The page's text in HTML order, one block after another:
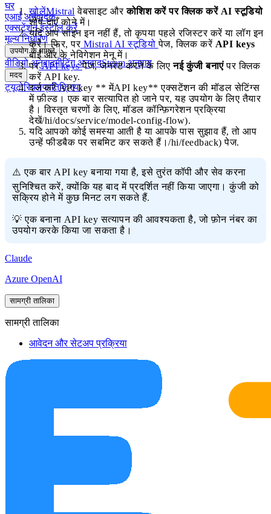
घर
एआई अनुवादक
एक्सटेंशन इंस्टॉल करें
मूल्य निर्धारण
उपयोग के मामले
वीडियो अनुवादमीटिंग अनुवादSteam अनुवाद
मदद
ट्यूटोरियलप्रतिक्रिया
खोलेंMistral वेबसाइट औरकोशिश करें पर क्लिक करें AI स्टूडियो
शीर्ष-दाएँ कोने में।
यदि आप साइन इन नहीं हैं, तो कृपया पहले रजिस्टर करें या लॉग इन
करें। फिर, परMistral AI स्टूडियोपेज, क्लिक करें API keys
बाईं ओर के नेविगेशन मेनू में।
परAPI keysपेज, जनरेट करने के लिएनई कुंजी बनाएंपर क्लिक
करें API key.
दर्ज करें API key ** मेंAPI key** एक्सटेंशन की मॉडल सेटिंग्स
में फ़ील्ड। एक बार सत्यापित हो जाने पर, यह उपयोग के लिए तैयार
है। विस्तृत चरणों के लिए,मॉडल कॉन्फ़िगरेशन प्रक्रिया
देखें/hi/docs/service/model-config-flow).
यदि आपको कोई समस्या आती है या आपके पास सुझाव हैं, तो आप
उन्हेंफीडबैकपर सबमिट कर सकते हैं।/hi/feedback) पेज.
⚠️ एक बार API key बनाया गया है, इसे तुरंत कॉपी और सेव करना
सुनिश्चित करें, क्योंकि यह बाद में प्रदर्शित नहीं किया जाएगा। कुंजी को
सक्रिय होने में कुछ मिनट लग सकते हैं.
💡 एक बनाना API key सत्यापन की आवश्यकता है, जो फ़ोन नंबर का
उपयोग करके किया जा सकता है।
Claude
Azure OpenAI
सामग्री तालिका
सामग्री तालिका
आवेदन और सेटअप प्रक्रिया